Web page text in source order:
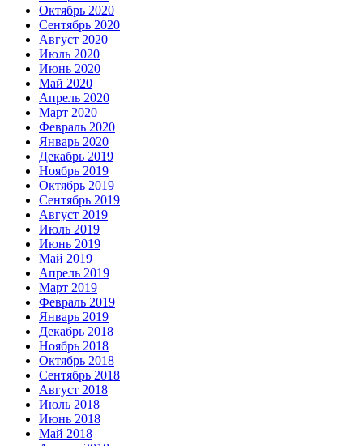
Октябрь 2020
Сентябрь 2020
Август 2020
Июль 2020
Июнь 2020
Май 2020
Апрель 2020
Март 2020
Февраль 2020
Январь 2020
Декабрь 2019
Ноябрь 2019
Октябрь 2019
Сентябрь 2019
Август 2019
Июль 2019
Июнь 2019
Май 2019
Апрель 2019
Март 2019
Февраль 2019
Январь 2019
Декабрь 2018
Ноябрь 2018
Октябрь 2018
Сентябрь 2018
Август 2018
Июль 2018
Июнь 2018
Май 2018